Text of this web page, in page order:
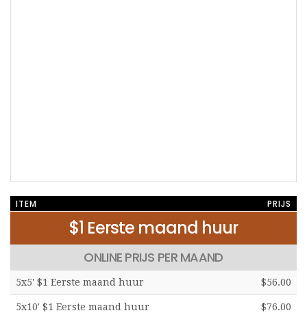
ITEM PRIJS
$1 Eerste maand huur
ONLINE PRIJS PER MAAND
5x5' $1 Eerste maand huur $56.00
5x10' $1 Eerste maand huur $76.00